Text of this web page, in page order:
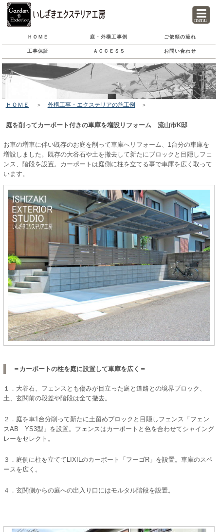
menu
ＨＯＭＥ 庭・外構工事例 ご依頼の流れ
工事保証 ＡＣＣＥＳＳ お問い合わせ
ＨＯＭＥ ＞ 外構工事・エクステリアの施工例 ＞
庭を削ってカーポート付きの車庫を増設リフォーム 流山市K邸
お車の増車に伴い既存のお庭を削って車庫へリフォーム、1台分の車庫を
増設しました。既存の大谷石や土を撤去して新たにブロックと目隠しフェ
ンス、階段を設置。カーポートは庭側に柱を立てる事で車庫を広く取って
います。
＝カーポートの柱を庭に設置して車庫を広く＝
１．大谷石、フェンスとも傷みが目立った庭と道路との境界ブロック、
土、玄関前の段差や階段は全て撤去。
２．庭を車1台分削って新たに土留めブロックと目隠しフェンス「フェン
スAB YS3型」を設置。フェンスはカーポートと色を合わせてシャイング
レーをセレクト。
３．庭側に柱を立ててLIXILのカーポート「フーゴR」を設置。車庫のスペ
ースを広く。
４．玄関側からの庭への出入り口にはモルタル階段を設置。